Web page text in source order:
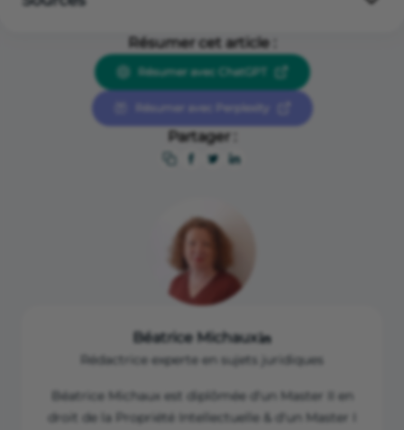
Légifrance “Article L441-9 du Code de commerce”
(mentions obligatoires sur une facture),
https://www.legifrance.gouv.fr/codes/article_lc/LEGIA
RTI000038414397
Légifrance “Article L441-10 du Code de commerce”
(délai de paiement d’une facture),
https://www.legifrance.gouv.fr/codes/article_lc/LEGIA
civile (injonction de payer),
https://www.legifrance.gouv.fr/codes/section_lc/LEGIT
EXT000006070716/LEGISCTA000006149784/
Résumer cet article :
Résumer avec ChatGPT
Résumer avec Perplexity
Partager :
Béatrice Michaux
Rédactrice experte en sujets juridiques
Béatrice Michaux est diplômée d'un Master II en
droit de la Propriété Intellectuelle & d'un Master I